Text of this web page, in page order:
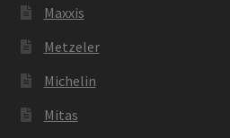
Maxxis
Metzeler
Michelin
Mitas